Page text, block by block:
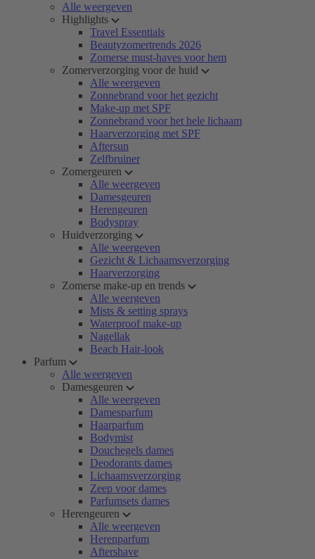
Alle weergeven
Highlights
Travel Essentials
Beautyzomertrends 2026
Zomerse must-haves voor hem
Zomerverzorging voor de huid
Alle weergeven
Zonnebrand voor het gezicht
Make-up met SPF
Zonnebrand voor het hele lichaam
Haarverzorging met SPF
Aftersun
Zelfbruiner
Zomergeuren
Alle weergeven
Damesgeuren
Herengeuren
Bodyspray
Huidverzorging
Alle weergeven
Gezicht & Lichaamsverzorging
Haarverzorging
Zomerse make-up en trends
Alle weergeven
Mists & setting sprays
Waterproof make-up
Nagellak
Beach Hair-look
Parfum
Alle weergeven
Damesgeuren
Alle weergeven
Damesparfum
Haarparfum
Bodymist
Douchegels dames
Deodorants dames
Lichaamsverzorging
Zeep voor dames
Parfumsets dames
Herengeuren
Alle weergeven
Herenparfum
Aftershave